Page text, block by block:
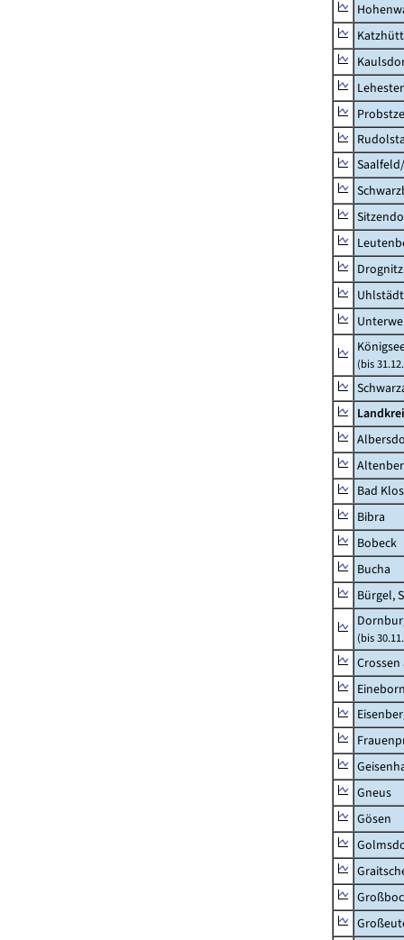
Drognitz
(bis
Bad
Bibra
Bobeck
Bucha
Bürgel,
(bis
Gneus
Gösen